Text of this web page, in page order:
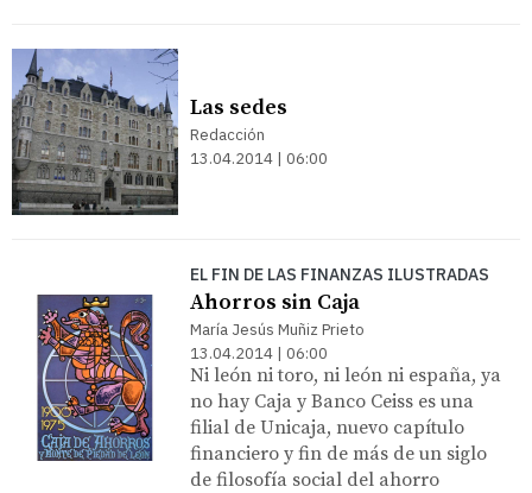
Las sedes
Redacción
13.04.2014 | 06:00
EL FIN DE LAS FINANZAS ILUSTRADAS
Ahorros sin Caja
María Jesús Muñiz Prieto
13.04.2014 | 06:00
Ni león ni toro, ni león ni españa, ya
no hay Caja y Banco Ceiss es una
filial de Unicaja, nuevo capítulo
financiero y fin de más de un siglo
de filosofía social del ahorro